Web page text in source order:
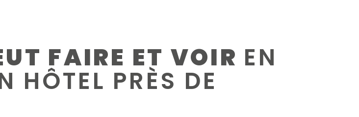
FAIRE ET VOIR EN
HÔTEL PRÈS DE